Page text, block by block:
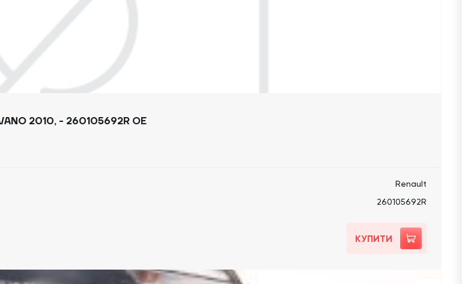
ФАРА ПЕРЕДНЯ ПРАВА (5 ЛАМП) RENAULT MASTER, OPEL MOVANO 2010, - 260105692R OE
Renault
260105692R
КУПИТИ